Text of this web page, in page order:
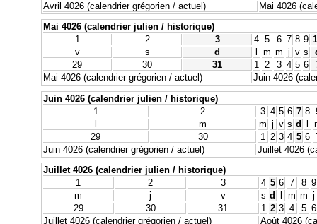
Avril 4026 (calendrier grégorien / actuel)
Mai 4026
Mai 4026 (calendrier julien / historique)
1
2 3 4 5 6 7 8 9
v
s d m m j v s
29
30 31 1 2 3 4 5 6
Mai 4026 (calendrier grégorien / actuel)
Juin 4026
Juin 4026 (calendrier julien / historique)
1
2 3 4 5 6 7 8
l
m m j v s d l
29
30 1 2 3 4 5 6
Juin 4026 (calendrier grégorien / actuel)
Juillet 4026
Juillet 4026 (calendrier julien / historique)
1
2 3 4 5 6 7 8 9
m
j v s d m m j
29
30 31 1 2 3 4 5 6
Juillet 4026 (calendrier grégorien / actuel)
Août 4026